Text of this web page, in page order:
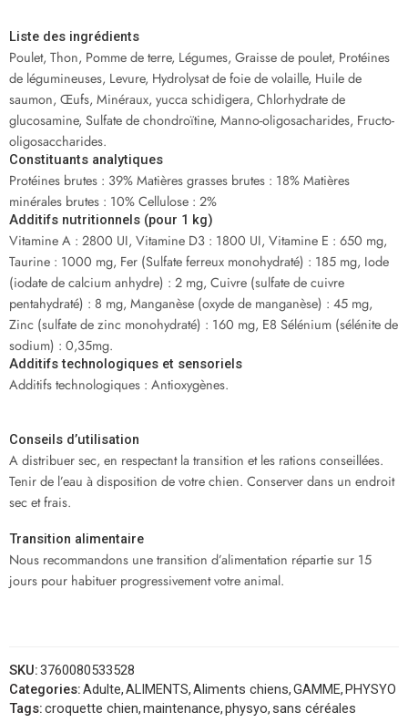
Liste des ingrédients
Poulet, Thon, Pomme de terre, Légumes, Graisse de poulet, Protéines
de légumineuses, Levure, Hydrolysat de foie de volaille, Huile de
saumon, Œufs, Minéraux, yucca schidigera, Chlorhydrate de
glucosamine, Sulfate de chondroïtine, Manno-oligosacharides, Fructo-
oligosaccharides.
Constituants analytiques
Protéines brutes : 39% Matières grasses brutes : 18% Matières
minérales brutes : 10% Cellulose : 2%
Additifs nutritionnels (pour 1 kg)
Vitamine A : 2800 UI, Vitamine D3 : 1800 UI, Vitamine E : 650 mg,
Taurine : 1000 mg, Fer (Sulfate ferreux monohydraté) : 185 mg, Iode
(iodate de calcium anhydre) : 2 mg, Cuivre (sulfate de cuivre
pentahydraté) : 8 mg, Manganèse (oxyde de manganèse) : 45 mg,
Zinc (sulfate de zinc monohydraté) : 160 mg, E8 Sélénium (sélénite de
sodium) : 0,35mg.
Additifs technologiques et sensoriels
Additifs technologiques : Antioxygènes.
Conseils d’utilisation
A distribuer sec, en respectant la transition et les rations conseillées.
Tenir de l’eau à disposition de votre chien. Conserver dans un endroit
sec et frais.
Transition alimentaire
Nous recommandons une transition d’alimentation répartie sur 15
jours pour habituer progressivement votre animal.
SKU:3760080533528
Categories:Adulte,ALIMENTS,Aliments chiens,GAMME, PHYSYO
Tags:croquette chien,maintenance,physyo, sans céréales